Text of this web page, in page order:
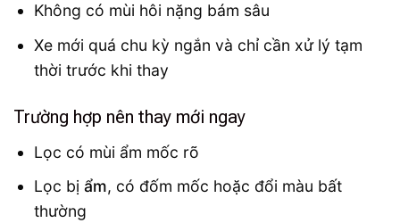
Không có mùi hôi nặng bám sâu
Xe mới quá chu kỳ ngắn và chỉ cần xử lý tạm
thời trước khi thay
Trường hợp nên thay mới ngay
Lọc có mùi ẩm mốc rõ
Lọc bị ẩm, có đốm mốc hoặc đổi màu bất
thường